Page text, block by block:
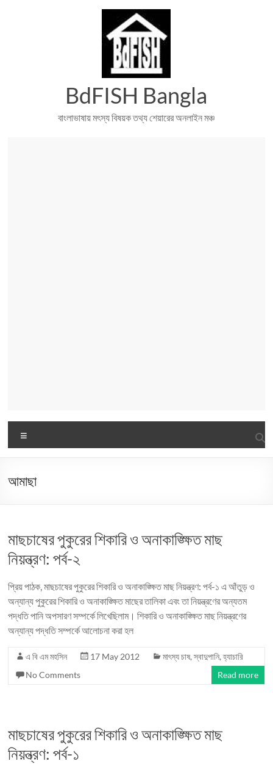
BdFISH Bangla
বাংলাভাষায় মৎস্য বিষয়ক তথ্য শেয়ারের অনলাইন মঞ্চ
আমাছা
মাছচাষের পুকুরের শিকারি ও অনাকাঙ্ক্ষিত মাছ
নিয়ন্ত্রণ: পর্ব-২
প্রিয় পাঠক, মাছচাষের পুকুরের শিকারি ও অনাকাঙ্ক্ষিত মাছ নিয়ন্ত্রণ: পর্ব-১ এ আঁতুড় ও
অন্যান্য পুকুরের শিকারি ও অনাকাঙ্ক্ষিত মাছের তালিকা এবং তা নিয়ন্ত্রণের অন্যতম
পদ্ধতি পানি অপসারণ সম্পর্কে লিখেছিলাম। শিকারি ও অনাকাঙ্ক্ষিত মাছ নিয়ন্ত্রণের
অন্যান্য পদ্ধতি সম্পর্কে আলোচনা করা হল
এ বি এম মহসিন 17 May 2012 মাৎস্য চাষ,স্বাদুপানি,হ্যাচারি
No Comments
Read more
মাছচাষের পুকুরের শিকারি ও অনাকাঙ্ক্ষিত মাছ
নিয়ন্ত্রণ: পর্ব-১